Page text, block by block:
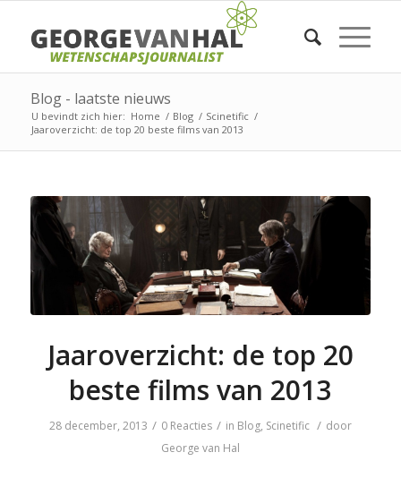
Blog - laatste nieuws
U bevindt zich hier: Home / Blog / Scinetific /
Jaaroverzicht: de top 20 beste films van 2013
Jaaroverzicht: de top 20
beste films van 2013
28 december, 2013 / 0 Reacties / in Blog, Scinetific / door
George van Hal